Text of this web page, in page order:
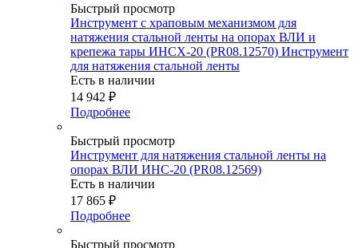
Быстрый просмотр
Инструмент с храповым механизмом для
натяжения стальной ленты на опорах ВЛИ и
крепежа тары ИНСХ-20 (PR08.12570) Инструмент
для натяжения стальной ленты
Есть в наличии
14 942 ₽
Подробнее
Быстрый просмотр
Инструмент для натяжения стальной ленты на
опорах ВЛИ ИНС-20 (PR08.12569)
Есть в наличии
17 865 ₽
Подробнее
Быстрый просмотр